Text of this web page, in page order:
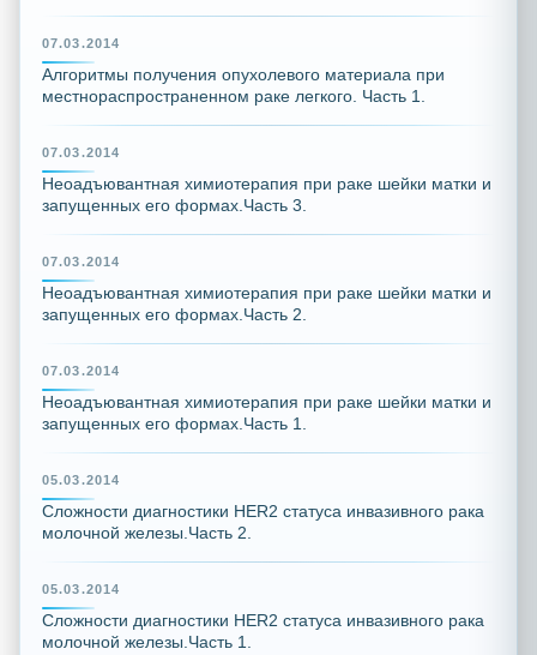
07.03.2014
Алгоритмы получения опухолевого материала при
местнораспространенном раке легкого. Часть 1.
07.03.2014
Неоадъювантная химиотерапия при раке шейки матки и
запущенных его формах.Часть 3.
07.03.2014
Неоадъювантная химиотерапия при раке шейки матки и
запущенных его формах.Часть 2.
07.03.2014
Неоадъювантная химиотерапия при раке шейки матки и
запущенных его формах.Часть 1.
05.03.2014
Сложности диагностики HER2 статуса инвазивного рака
молочной железы.Часть 2.
05.03.2014
Сложности диагностики HER2 статуса инвазивного рака
молочной железы.Часть 1.